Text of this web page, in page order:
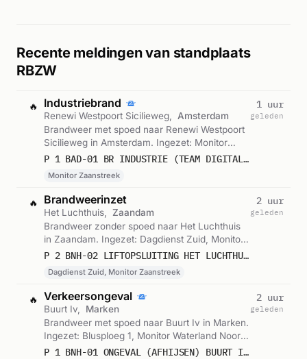
Recente meldingen van standplaats
RBZW
🔥 Industriebrand
Renewi Westpoort Sicilieweg,
Amsterdam
Brandweer met spoed naar Renewi Westpoort
Sicilieweg in Amsterdam. Ingezet: Monitor
Zaanstreek. Gemeld om 12:58.
P 1 BAD-01 BR INDUSTRIE (TEAM DIGITALE VERKENNING) RENEWI WESTPOORT SICILIEWEG AMSTERDAM 135381 110392
Monitor Zaanstreek
1 uur
geleden
🔥 Brandweerinzet
Het Luchthuis,
Zaandam
Brandweer zonder spoed naar Het Luchthuis
in Zaandam. Ingezet: Dagdienst Zuid, Monitor
Zaanstreek. Gemeld om 11:53.
P 2 BNH-02 LIFTOPSLUITING HET LUCHTHUIS ZAANDAM 118033
Dagdienst Zuid, Monitor Zaanstreek
2 uur
geleden
🔥 Verkeersongeval
Buurt Iv,
Marken
Brandweer met spoed naar Buurt Iv in Marken.
Ingezet: Blusploeg 1, Monitor Waterland Noord.
Gemeld om 11:52.
P 1 BNH-01 ONGEVAL (AFHIJSEN) BUURT IV MARKEN 133151 116032
2 uur
geleden